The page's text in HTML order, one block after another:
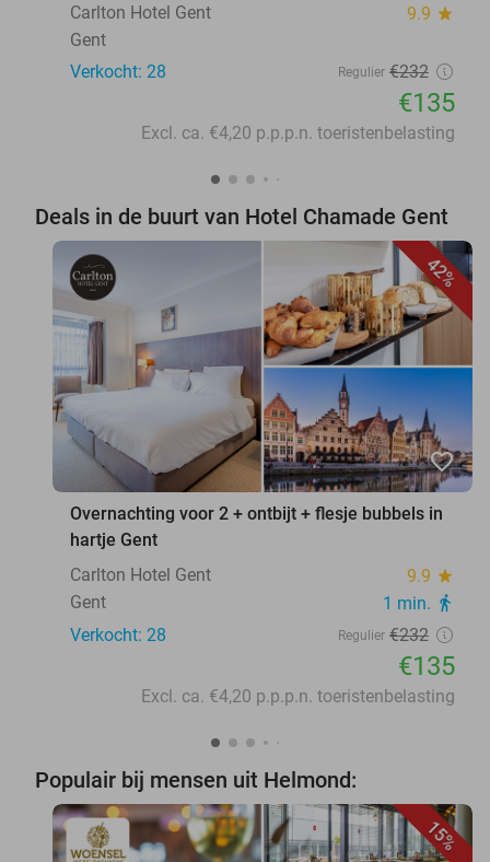
Carlton Hotel Gent
9.9 star
Gent
Verkocht: 28
Regulier €232
€135
Excl. ca. €4,20 p.p.p.n. toeristenbelasting
Deals in de buurt van Hotel Chamade Gent
42%
favorite_border
Overnachting voor 2 + ontbijt + flesje bubbels in
hartje Gent
Carlton Hotel Gent
9.9 star
Gent 1 min. directions_walk
Verkocht: 28 Regulier €232
€135
Excl. ca. €4,20 p.p.p.n. toeristenbelasting
Populair bij mensen uit Helmond:
15%